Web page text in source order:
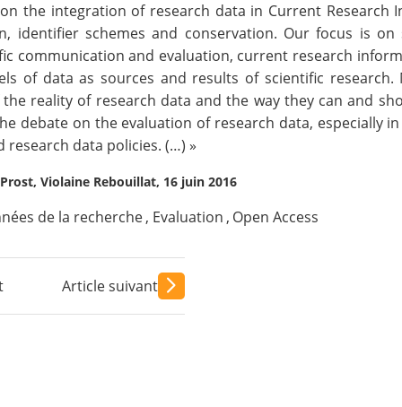
the integration of research data in Current Research
identifier schemes and conservation. Our focus is on
communication and evaluation, current research
of data as sources and results of scientific research.
reality of research data and the way they can and
debate on the evaluation of research data, especially
research data policies. (…) »
Violaine Rebouillat, 16 juin 2016
de la recherche, Evaluation , Open Access
Article suivant